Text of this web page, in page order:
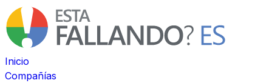
Inicio
Compañías